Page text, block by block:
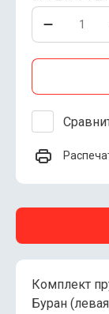
Комплект
Буран